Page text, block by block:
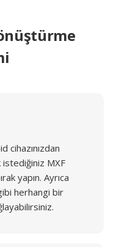
cihazınızdan
istediğiniz MXF
yapın. Ayrıca
herhangi bir